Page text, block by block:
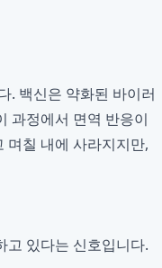
. 백신은 약화된 바이러
과정에서 면역 반응이
며칠 내에 사라지지만,
고 있다는 신호입니다.